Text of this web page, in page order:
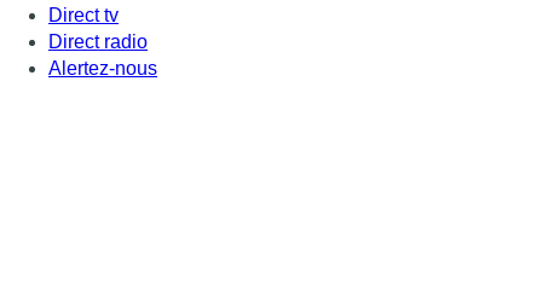
Direct tv
Direct radio
Alertez-nous